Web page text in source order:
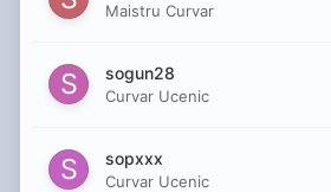
Maistru Curvar
sogun28
Curvar Ucenic
sopxxx
Curvar Ucenic